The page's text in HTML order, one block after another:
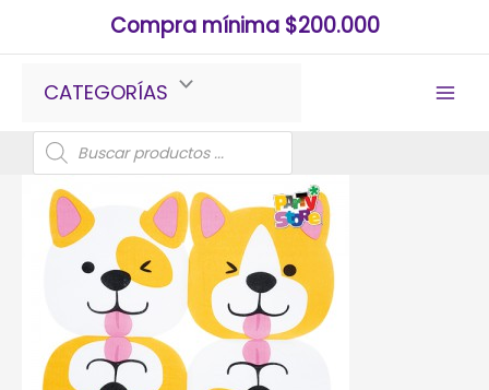
contenido
Compra mínima $200.000
CATEGORÍAS
Búsqueda
de
productos